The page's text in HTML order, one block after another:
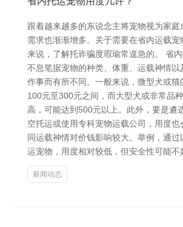
跟着越来越多的东说念主将宠物视为家庭
需求也渐渐增多。关于需要在省内运载宠
来说，了解托诈骗度瑕瑜常遑急的。 省
不息笔据宠物的种类、体重、运载神情以
作事而有所不同。一般来说，微型犬或猫
100元至300元之间，而大型犬或非常品
高，可能达到500元以上。此外，要是遴
空托运或使用专科宠物运载公司，用度也
同运载神情对价钱影响较大。举例，通
运宠物，用度相对较低，但安全性可能不
新闻动态